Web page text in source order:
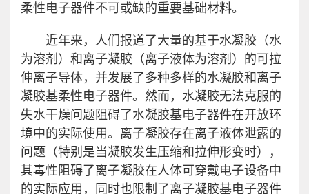
柔性电子器件不可或缺的重要基础材料。
近年来，人们报道了大量的基于水凝胶（水
为溶剂）和离子凝胶（离子液体为溶剂）的可拉
伸离子导体，并发展了多种多样的水凝胶和离子
凝胶基柔性电子器件。然而，水凝胶无法克服的
失水干燥问题阻碍了水凝胶基电子器件在开放环
境中的实际使用。离子凝胶存在离子液体泄露的
问题（特别是当凝胶发生压缩和拉伸形变时），
其毒性阻碍了离子凝胶在人体可穿戴电子设备中
的实际应用，同时也限制了离子凝胶基电子器件